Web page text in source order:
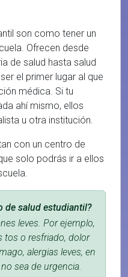
son como tener un
Ofrecen desde
de salud hasta salud
el primer lugar al que
médica. Si tu
ahí mismo, ellos
u otra institución.
con un centro de
solo podrás ir a ellos
de salud estudiantil?
leves. Por ejemplo,
tos o resfriado, dolor
alergias leves, en
sea de urgencia.